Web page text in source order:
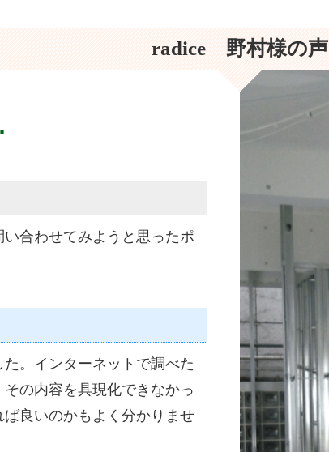
radice 野村様の声
合わせてみようと思ったポ
。インターネットで調べた
の内容を具現化できなかっ
良いのかもよく分かりませ